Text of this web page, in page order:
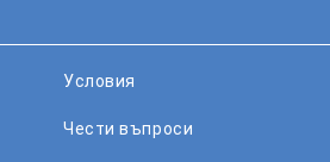
Условия
Чести въпроси